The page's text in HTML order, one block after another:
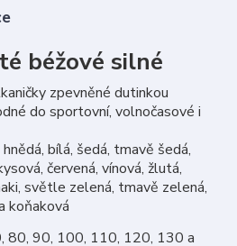
béžové silné
zpevněné dutinkou
do sportovní, volnočasové i
bílá, šedá, tmavě šedá,
červená, vínová, žlutá,
světle zelená, tmavě zelená,
koňaková
80, 90, 100, 110, 120, 130 a